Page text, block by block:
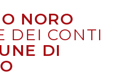
NORO
DEI CONTI
DI